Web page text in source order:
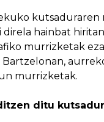
kutsaduraren
direla hainbat
murrizketak
Bartzelonan,
murrizketak.
ditu